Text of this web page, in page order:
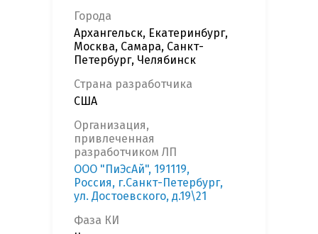
Города
Архангельск, Екатеринбург,
Москва, Самара, Санкт-
Петербург, Челябинск
Страна разработчика
США
Организация,
привлеченная
разработчиком ЛП
ООО "ПиЭсАй", 191119,
Россия, г.Санкт-Петербург,
ул. Достоевского, д.19\21
Фаза КИ